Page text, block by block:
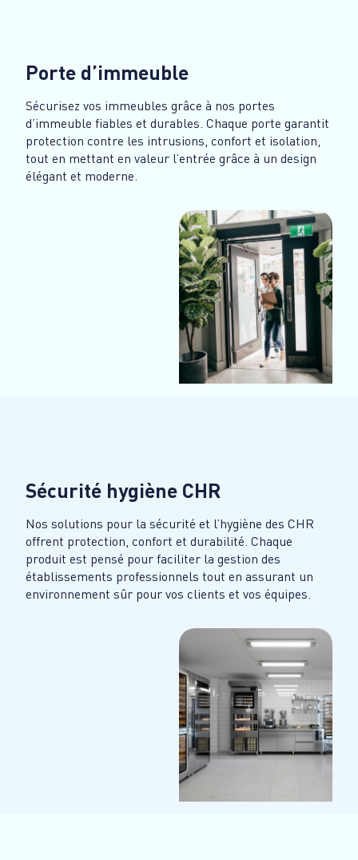
Porte d’immeuble
Sécurisez vos immeubles grâce à nos portes
d’immeuble fiables et durables. Chaque porte garantit
protection contre les intrusions, confort et isolation,
tout en mettant en valeur l’entrée grâce à un design
élégant et moderne.
Sécurité hygiène CHR
Nos solutions pour la sécurité et l’hygiène des CHR
offrent protection, confort et durabilité. Chaque
produit est pensé pour faciliter la gestion des
établissements professionnels tout en assurant un
environnement sûr pour vos clients et vos équipes.